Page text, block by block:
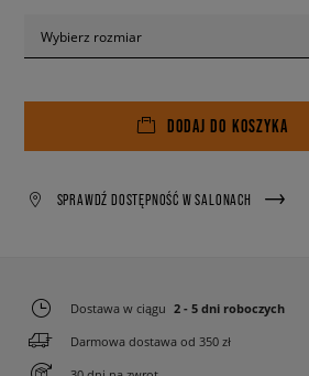
Wybierz rozmiar
DODAJ DO KOSZYKA
SPRAWDŹ DOSTĘPNOŚĆ W SALONACH
Dostawa w ciągu 2 - 5 dni roboczych
Darmowa dostawa od 350 zł